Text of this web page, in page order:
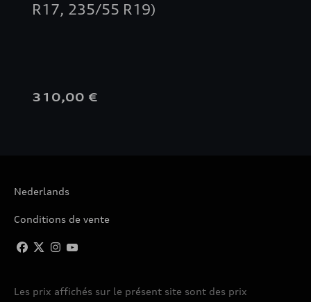
R17, 235/55 R19)
310,00 €
Nederlands
Conditions de vente
Les prix affichés sur le présent site sont des prix